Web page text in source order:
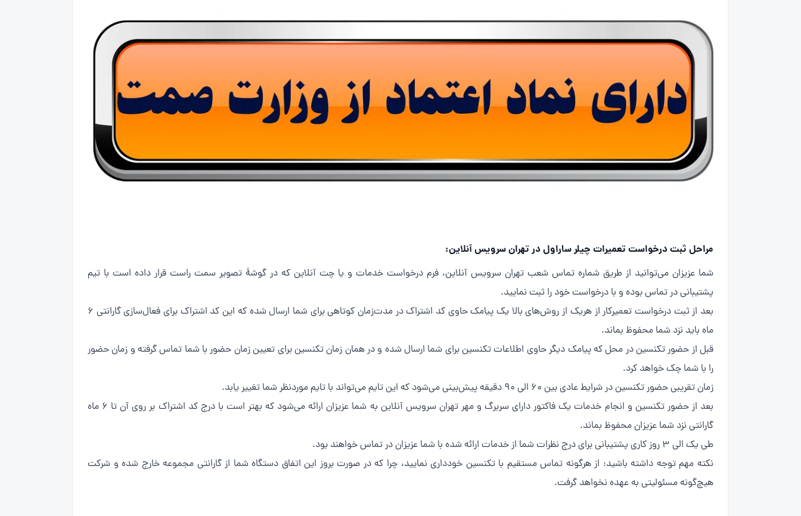
مراحل ثبت درخواست تعمیرات چیلر ساراول در تهران سرویس آنلاین:
شما عزیزان می‌توانید از طریق شماره تماس شعب تهران سرویس آنلاین، فرم درخواست خدمات و یا چت آنلاین که در گوشهٔ تصویر سمت راست قرار داده است با تیم
پشتیبانی در تماس بوده و با درخواست خود را ثبت نمایید.
بعد از ثبت درخواست تعمیرکار از هریک از روش‌های بالا یک پیامک حاوی کد اشتراک در مدت‌زمان کوتاهی برای شما ارسال شده که این کد اشتراک برای فعال‌سازی گارانتی ۶
ماه باید نزد شما محفوظ بماند.
قبل از حضور تکنسین در محل که پیامک دیگر حاوی اطلاعات تکنسین برای شما ارسال شده و در همان زمان تکنسین برای تعیین زمان حضور با شما تماس گرفته و زمان حضور
را با شما چک خواهد کرد.
زمان تقریبی حضور تکنسین در شرایط عادی بین ۶۰ الی ۹۰ دقیقه پیش‌بینی می‌شود که این تایم می‌تواند با تایم موردنظر شما تغییر یابد.
بعد از حضور تکنسین و انجام خدمات یک فاکتور دارای سربرگ و مهر تهران سرویس آنلاین به شما عزیزان ارائه می‌شود که بهتر است با درج کد اشتراک بر روی آن تا ۶ ماه
گارانتی نزد شما عزیزان محفوظ بماند.
طی یک الی ۳ روز کاری پشتیبانی برای درج نظرات شما از خدمات ارائه شده با شما عزیزان در تماس خواهند بود.
نکته مهم توجه داشته باشید: از هرگونه تماس مستقیم با تکنسین خودداری نمایید، چرا که در صورت بروز این اتفاق دستگاه شما از گارانتی مجموعه خارج شده و شرکت
هیچ‌گونه مسئولیتی به عهده نخواهد گرفت.